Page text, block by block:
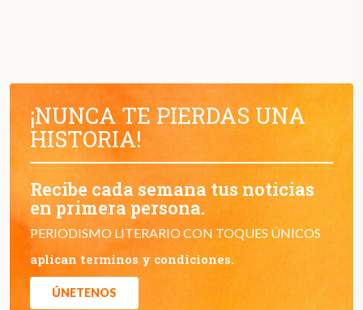
¡NUNCA TE PIERDAS UNA
HISTORIA!
Recibe cada semana tus noticias
en primera persona.
PERIODISMO LITERARIO CON TOQUES ÚNICOS
aplican terminos y condiciones.
ÚNETENOS